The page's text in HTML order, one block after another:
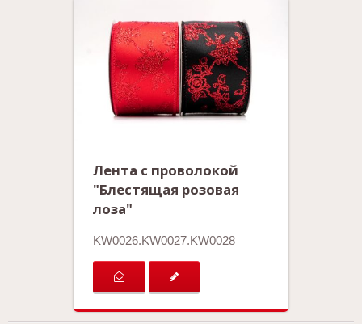
Лента с проволокой
"Блестящая розовая
лоза"
KW0026.KW0027.KW0028